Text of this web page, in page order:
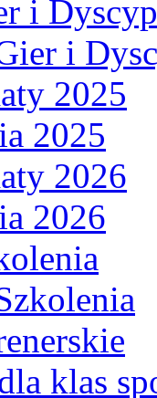
i
i
2025
2025
2026
2026
klas